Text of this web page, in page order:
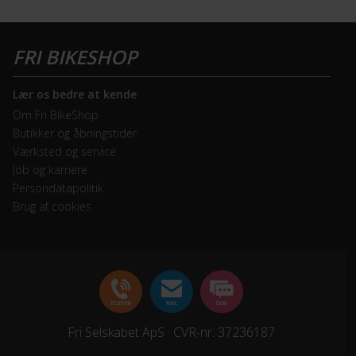
Lær os bedre at kende
Om Fri BikeShop
Butikker og åbningstider
Værksted og service
Job og karriere
Persondatapolitik
Brug af cookies
Fri Selskabet ApS · CVR-nr. 37236187